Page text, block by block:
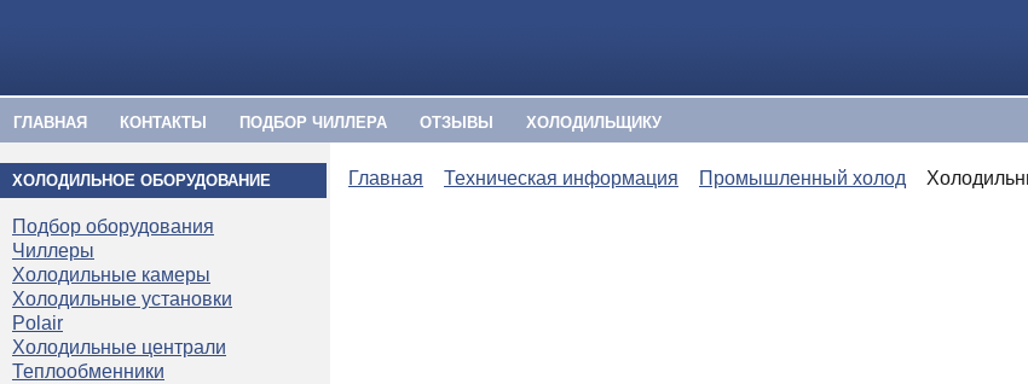
ГЛАВНАЯ КОНТАКТЫ ПОДБОР ЧИЛЛЕРА ОТЗЫВЫ ХОЛОДИЛЬЩИКУ
ХОЛОДИЛЬНОЕ ОБОРУДОВАНИЕ
Подбор оборудования
Чиллеры
Холодильные камеры
Холодильные установки
Polair
Холодильные централи
Теплообменники
Главная Техническая информация Промышленный холод